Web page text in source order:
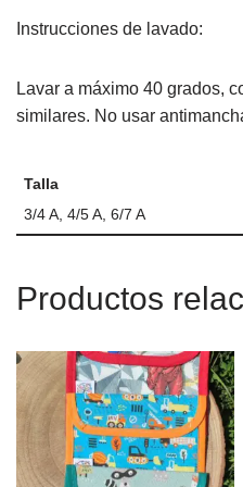
Instrucciones de lavado:
Lavar a máximo 40 grados,
similares. No usar
Talla
3/4 A, 4/5 A, 6/7 A
Productos